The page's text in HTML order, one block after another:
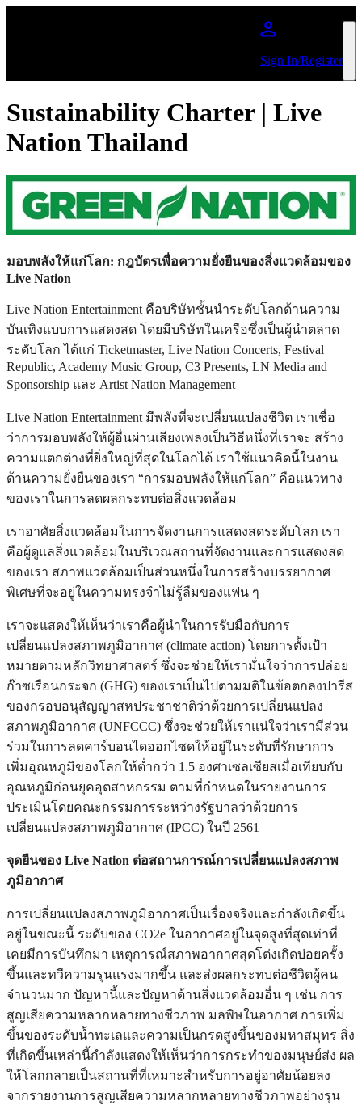
Sign In/Register
Sustainability Charter | Live
Nation Thailand
มอบพลังให้แก่โลก: กฎบัตรเพื่อความยั่งยืนของสิ่งแวดล้อมของ
Live Nation
Live Nation Entertainment คือบริษัทชั้นนำระดับโลกด้านความ
บันเทิงแบบการแสดงสด โดยมีบริษัทในเครือซึ่งเป็นผู้นำตลาด
ระดับโลก ได้แก่ Ticketmaster, Live Nation Concerts, Festival
Republic, Academy Music Group, C3 Presents, LN Media and
Sponsorship และ Artist Nation Management
Live Nation Entertainment มีพลังที่จะเปลี่ยนแปลงชีวิต เราเชื่อ
ว่าการมอบพลังให้ผู้อื่นผ่านเสียงเพลงเป็นวิธีหนึ่งที่เราจะ สร้าง
ความแตกต่างที่ยิ่งใหญ่ที่สุดในโลกได้ เราใช้แนวคิดนี้ในงาน
ด้านความยั่งยืนของเรา “การมอบพลังให้แก่โลก” คือแนวทาง
ของเราในการลดผลกระทบต่อสิ่งแวดล้อม
เราอาศัยสิ่งแวดล้อมในการจัดงานการแสดงสดระดับโลก เรา
คือผู้ดูแลสิ่งแวดล้อมในบริเวณสถานที่จัดงานและการแสดงสด
ของเรา สภาพแวดล้อมเป็นส่วนหนึ่งในการสร้างบรรยากาศ
พิเศษที่จะอยู่ในความทรงจำไม่รู้ลืมของแฟน ๆ
เราจะแสดงให้เห็นว่าเราคือผู้นำในการรับมือกับการ
เปลี่ยนแปลงสภาพภูมิอากาศ (climate action) โดยการตั้งเป้า
หมายตามหลักวิทยาศาสตร์ ซึ่งจะช่วยให้เรามั่นใจว่าการปล่อย
ก๊าซเรือนกระจก (GHG) ของเราเป็นไปตามมติในข้อตกลงปารีส
ของกรอบอนุสัญญาสหประชาชาติว่าด้วยการเปลี่ยนแปลง
สภาพภูมิอากาศ (UNFCCC) ซึ่งจะช่วยให้เราแน่ใจว่าเรามีส่วน
ร่วมในการลดคาร์บอนไดออกไซดให้อยู่ในระดับที่รักษาการ
เพิ่มอุณหภูมิของโลกให้ต่ำกว่า 1.5 องศาเซลเซียสเมื่อเทียบกับ
อุณหภูมิก่อนยุคอุตสาหกรรม ตามที่กำหนดในรายงานการ
ประเมินโดยคณะกรรมการระหว่างรัฐบาลว่าด้วยการ
เปลี่ยนแปลงสภาพภูมิอากาศ (IPCC) ในปี 2561
จุดยืนของ Live Nation ต่อสถานการณ์การเปลี่ยนแปลงสภาพ
ภูมิอากาศ
การเปลี่ยนแปลงสภาพภูมิอากาศเป็นเรื่องจริงและกำลังเกิดขึ้น
อยู่ในขณะนี้ ระดับของ CO2e ในอากาศอยู่ในจุดสูงที่สุดเท่าที่
เคยมีการบันทึกมา เหตุการณ์สภาพอากาศสุดโต่งเกิดบ่อยครั้ง
ขึ้นและทวีความรุนแรงมากขึ้น และส่งผลกระทบต่อชีวิตผู้คน
จำนวนมาก ปัญหานี้และปัญหาด้านสิ่งแวดล้อมอื่น ๆ เช่น การ
สูญเสียความหลากหลายทางชีวภาพ มลพิษในอากาศ การเพิ่ม
ขึ้นของระดับน้ำทะเลและความเป็นกรดสูงขึ้นของมหาสมุทร สิ่ง
ที่เกิดขึ้นเหล่านี้กำลังแสดงให้เห็นว่าการกระทำของมนุษย์ส่ง ผล
ให้โลกกลายเป็นสถานที่ที่เหมาะสำหรับการอยู่อาศัยน้อยลง
จากรายงานการสูญเสียความหลากหลายทางชีวภาพอย่างรุน